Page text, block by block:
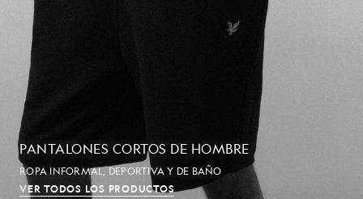
PANTALONES CORTOS DE HOMBRE
ROPA INFORMAL, DEPORTIVA Y DE BAÑO
VER TODOS LOS PRODUCTOS